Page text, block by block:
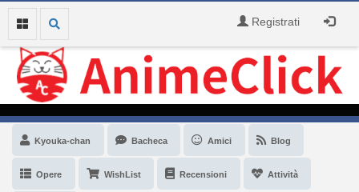
Registrati
Kyouka-chan Bacheca Amici Blog
Opere WishList Recensioni Attività